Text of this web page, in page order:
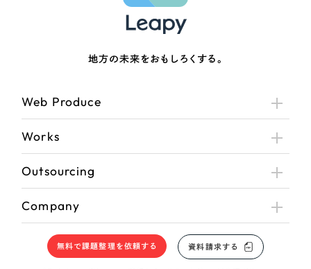
地方の未来をおもしろくする。
Web Produce
Works
Outsourcing
Company
無料で課題整理を依頼する 資料請求する